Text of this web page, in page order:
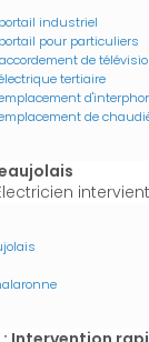
industriel
pour particuliers
de
tertiaire
de